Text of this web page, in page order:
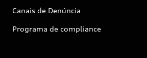
Canais de Denúncia
Programa de compliance